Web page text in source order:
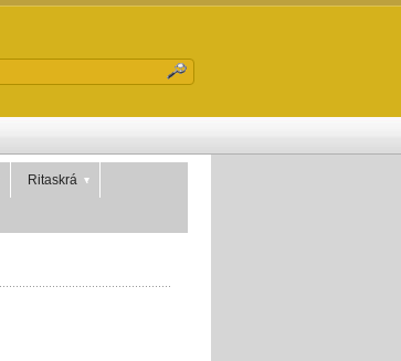
Ritaskrá